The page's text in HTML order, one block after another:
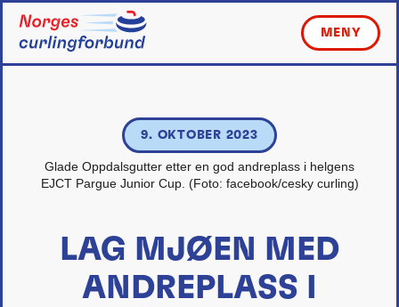
content
MENY
9. OKTOBER 2023
Glade Oppdalsgutter etter en god andreplass i helgens
EJCT Pargue Junior Cup. (Foto: facebook/cesky curling)
LAG MJØEN MED
ANDREPLASS I